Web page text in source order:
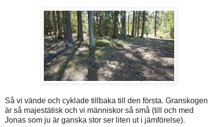
Så vi vände och cyklade tillbaka till den första. Granskogen
är så majestätisk och vi människor så små (till och med
Jonas som ju är ganska stor ser liten ut i jämförelse).